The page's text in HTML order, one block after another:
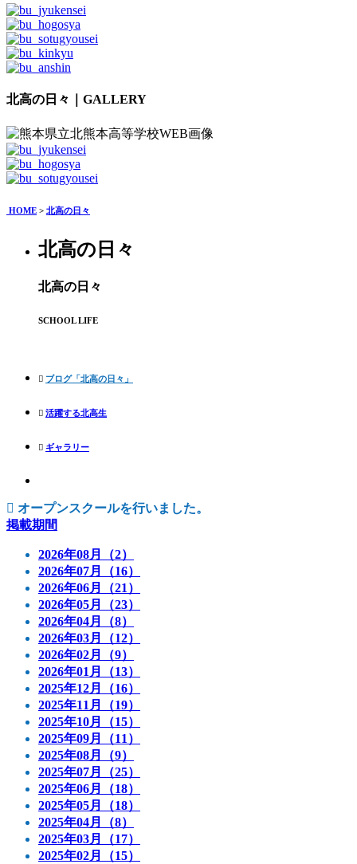
北高の日々｜GALLERY
HOME > 北高の日々
北高の日々
北高の日々
SCHOOL LIFE
ブログ「北高の日々」
活躍する北高生
ギャラリー
オープンスクールを行いました。
掲載期間
2026年08月（2）
2026年07月（16）
2026年06月（21）
2026年05月（23）
2026年04月（8）
2026年03月（12）
2026年02月（9）
2026年01月（13）
2025年12月（16）
2025年11月（19）
2025年10月（15）
2025年09月（11）
2025年08月（9）
2025年07月（25）
2025年06月（18）
2025年05月（18）
2025年04月（8）
2025年03月（17）
2025年02月（15）